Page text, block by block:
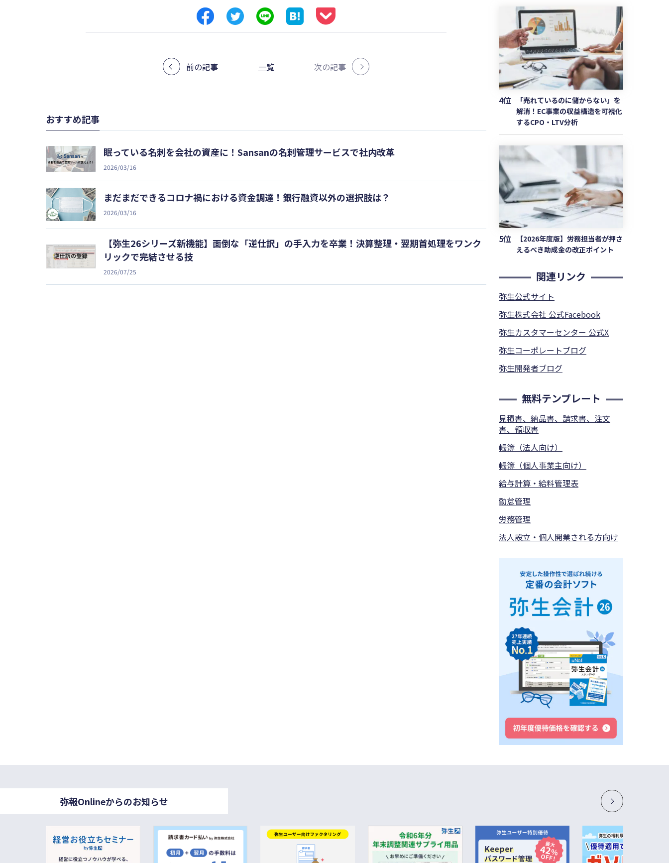
前の記事 一覧 次の記事
おすすめ記事
眠っている名刺を会社の資産に！Sansanの名刺管理サービスで社内改革
2026/03/16
まだまだできるコロナ禍における資金調達！銀行融資以外の選択肢は？
2026/03/16
【弥生26シリーズ新機能】面倒な「逆仕訳」の手入力を卒業！決算整理・翌期首処理をワンク
リックで完結させる技
2026/07/25
4位
「売れているのに儲からない」を
解消！EC事業の収益構造を可視化
するCPO・LTV分析
5位
【2026年度版】労務担当者が押さ
えるべき助成金の改正ポイント
関連リンク
弥生公式サイト
弥生株式会社 公式Facebook
弥生カスタマーセンター 公式X
弥生コーポレートブログ
弥生開発者ブログ
無料テンプレート
見積書、納品書、請求書、注文
書、領収書
帳簿（法人向け）
帳簿（個人事業主向け）
給与計算・給料管理表
勤怠管理
労務管理
法人設立・個人開業される方向け
弥報Onlineからのお知らせ